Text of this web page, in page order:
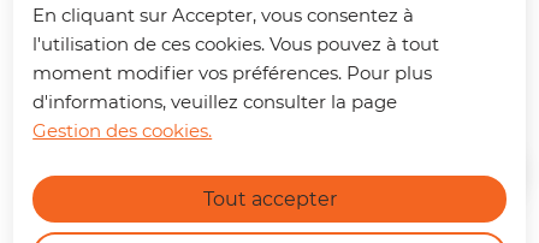
En cliquant sur Accepter, vous consentez à
l'utilisation de ces cookies. Vous pouvez à tout
moment modifier vos préférences. Pour plus
d'informations, veuillez consulter la page
Gestion des cookies.
Tout accepter
terre des 2 caps !Un trajet à préparer ?
Retrouvez dès maintenant notre nouvelle
page dédiée à la mobilité. En quelques clics,
vous pouvez :
Connaître l'horaire du prochain bus à
votre arrêt.
Consulter les tracés et fiches horaires
Find out more
d'indésirables dans les
colonnes bleues
Startseite